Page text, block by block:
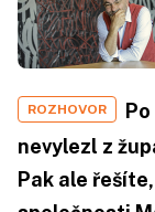
ROZHOVOR
nevylezl z
Pak ale